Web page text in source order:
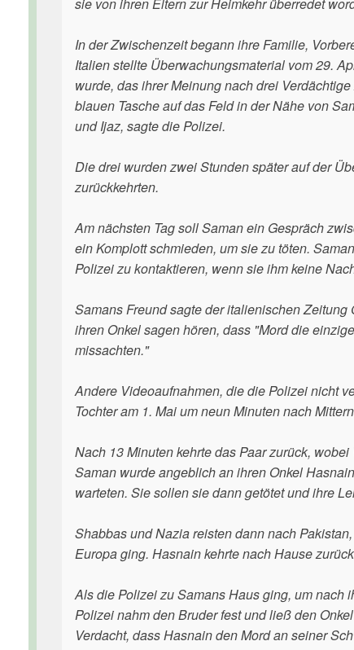
In der Zwischenzeit begann ihre Familie,
Italien stellte Überwachungsmaterial vom 29.
wurde, das ihrer Meinung nach drei
blauen Tasche auf das Feld in der Nähe von
und Ijaz, sagte die Polizei.
Die drei wurden zwei Stunden später auf der
zurückkehrten.
Am nächsten Tag soll Saman ein Gespräch
ein Komplott schmieden, um sie zu töten.
Polizei zu kontaktieren, wenn sie ihm keine
Samans Freund sagte der italienischen
ihren Onkel sagen hören, dass "Mord die
missachten."
Andere Videoaufnahmen, die die Polizei nicht
Tochter am 1. Mai um neun Minuten nach
Nach 13 Minuten kehrte das Paar zurück,
Saman wurde angeblich an ihren Onkel
warteten. Sie sollen sie dann getötet und ihre
Shabbas und Nazia reisten dann nach
Europa ging. Hasnain kehrte nach Hause
Als die Polizei zu Samans Haus ging, um nach
Polizei nahm den Bruder fest und ließ den
Verdacht, dass Hasnain den Mord an seiner